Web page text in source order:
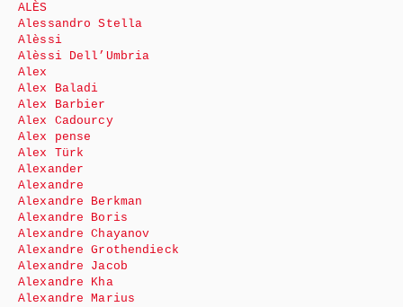
ALÈS
Alessandro Stella
Alèssi
Alèssi Dell’Umbria
Alex
Alex Baladi
Alex Barbier
Alex Cadourcy
Alex pense
Alex Türk
Alexander
Alexandre
Alexandre Berkman
Alexandre Boris
Alexandre Chayanov
Alexandre Grothendieck
Alexandre Jacob
Alexandre Kha
Alexandre Marius